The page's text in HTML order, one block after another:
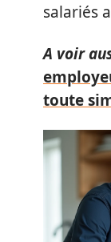
salariés
A voir
toute